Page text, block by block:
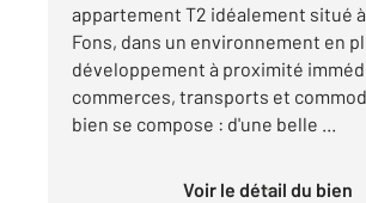
appartement T2 idéalement situé
Fons, dans un environnement en
développement à proximité
commerces, transports et
bien se compose : d'une belle ...
Voir le détail du bien